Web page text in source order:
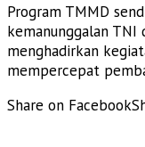
Program TMMD
kemanunggalan TNI
menghadirkan
mempercepat
Share on Facebook